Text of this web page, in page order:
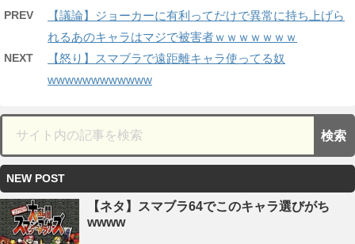
PREV
【議論】ジョーカーに有利ってだけで異常に持ち上げら
れるあのキャラはマジで被害者ｗｗｗｗｗｗｗ
NEXT
【怒り】スマブラで遠距離キャラ使ってる奴
wwwwwwwwwwww
NEW POST
【ネタ】スマブラ64でこのキャラ選びがち
wwww